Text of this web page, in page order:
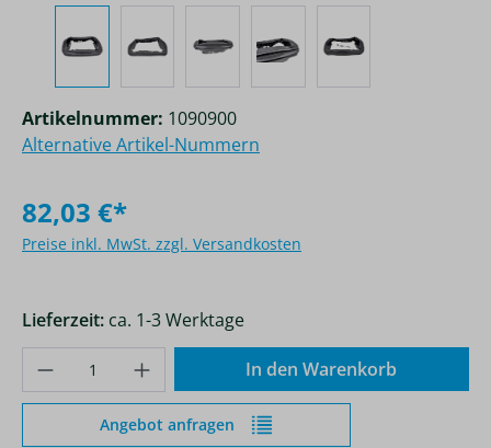
82,03 €*
Preise inkl. MwSt. zzgl. Versandkosten
Lieferzeit: ca. 1-3 Werktage
Artikelnummer: 1090900
Alternative Artikel-Nummern
Produkt Anzahl: Gib den gewünschten
In den Warenkorb
Angebot anfragen